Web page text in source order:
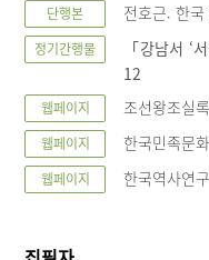
단행본 전호근. 한
정기간행물
「강남서
12
웹페이지 조선왕조실
웹페이지 한국민족문
웹페이지 한국역사연